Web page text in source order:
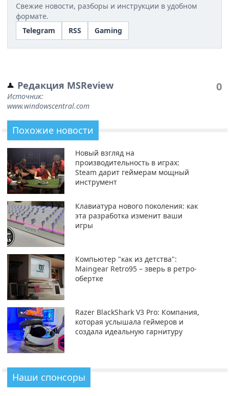
Свежие новости, разборы и инструкции в удобном
формате.
Telegram
RSS Gaming
Редакция MSReview
Источник:
www.windowscentral.com
0
Похожие новости
Новый взгляд на
производительность в играх:
Steam дарит геймерам мощный
инструмент
Клавиатура нового поколения: как
эта разработка изменит ваши
игры
Компьютер "как из детства":
Maingear Retro95 – зверь в ретро-
обертке
Razer BlackShark V3 Pro: Компания,
которая услышала геймеров и
создала идеальную гарнитуру
Наши спонсоры